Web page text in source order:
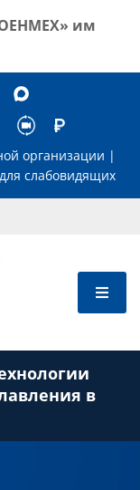
им
в